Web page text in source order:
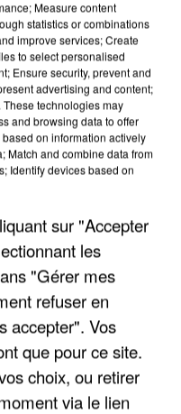
VUS
PHOTOS À SON
Measure content
statistics or combinations
improve services; Create
to select personalised
Ensure security, prevent and
advertising and content;
technologies may
and browsing data to offer
on information actively
Match and combine data from
Identify devices based on
sur "Accepter
les
"Gérer mes
refuser en
accepter". Vos
que pour ce site.
choix, ou retirer
via le lien